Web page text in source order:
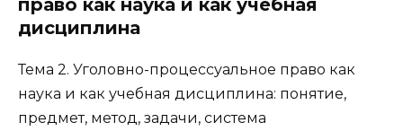
право как наука и как учебная
дисциплина
Тема 2. Уголовно-процессуальное право как
наука и как учебная дисциплина: понятие,
предмет, метод, задачи, система